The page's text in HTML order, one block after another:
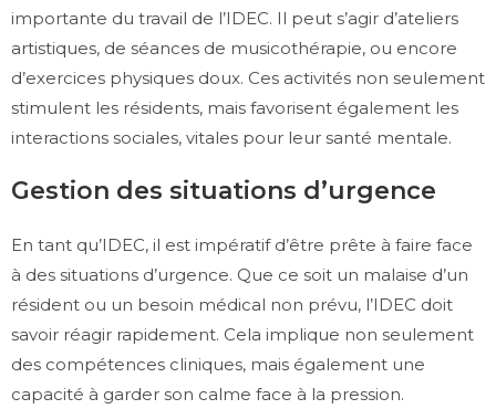
importante du travail de l’IDEC. Il peut s’agir d’ateliers
artistiques, de séances de musicothérapie, ou encore
d’exercices physiques doux. Ces activités non seulement
stimulent les résidents, mais favorisent également les
interactions sociales, vitales pour leur santé mentale.
Gestion des situations d’urgence
En tant qu’IDEC, il est impératif d’être prête à faire face
à des situations d’urgence. Que ce soit un malaise d’un
résident ou un besoin médical non prévu, l’IDEC doit
savoir réagir rapidement. Cela implique non seulement
des compétences cliniques, mais également une
capacité à garder son calme face à la pression.